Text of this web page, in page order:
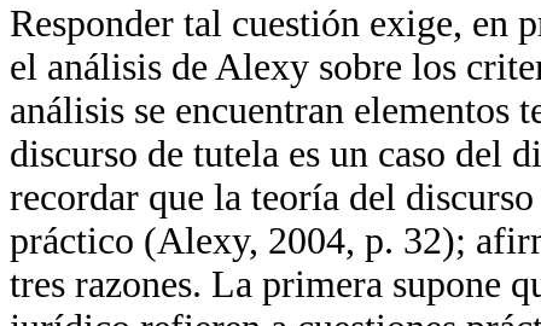
Responder tal cuestión exige, en
el análisis de Alexy sobre los
análisis se encuentran
discurso de tutela es un caso del
recordar que la teoría del
práctico (Alexy, 2004, p. 32);
tres razones. La primera supone